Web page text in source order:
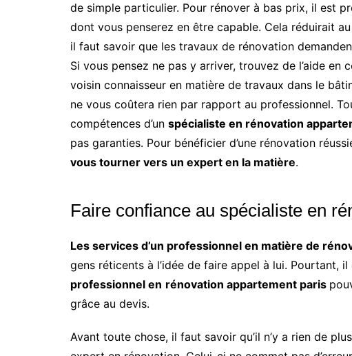
de simple particulier. Pour rénover à bas prix, il est
dont vous penserez en être capable. Cela réduirait
il faut savoir que les travaux de rénovation
Si vous pensez ne pas y arriver, trouvez de l’aide
voisin connaisseur en matière de travaux dans le
ne vous coûtera rien par rapport au professionnel.
compétences d’un spécialiste en rénovation
pas garanties. Pour bénéficier d’une rénovation
vous tourner vers un expert en la matière.
Faire confiance au spécialiste en
Les services d’un professionnel en matière de
gens réticents à l’idée de faire appel à lui. Pourtant,
professionnel en rénovation appartement paris
grâce au devis.
Avant toute chose, il faut savoir qu’il n’y a rien de